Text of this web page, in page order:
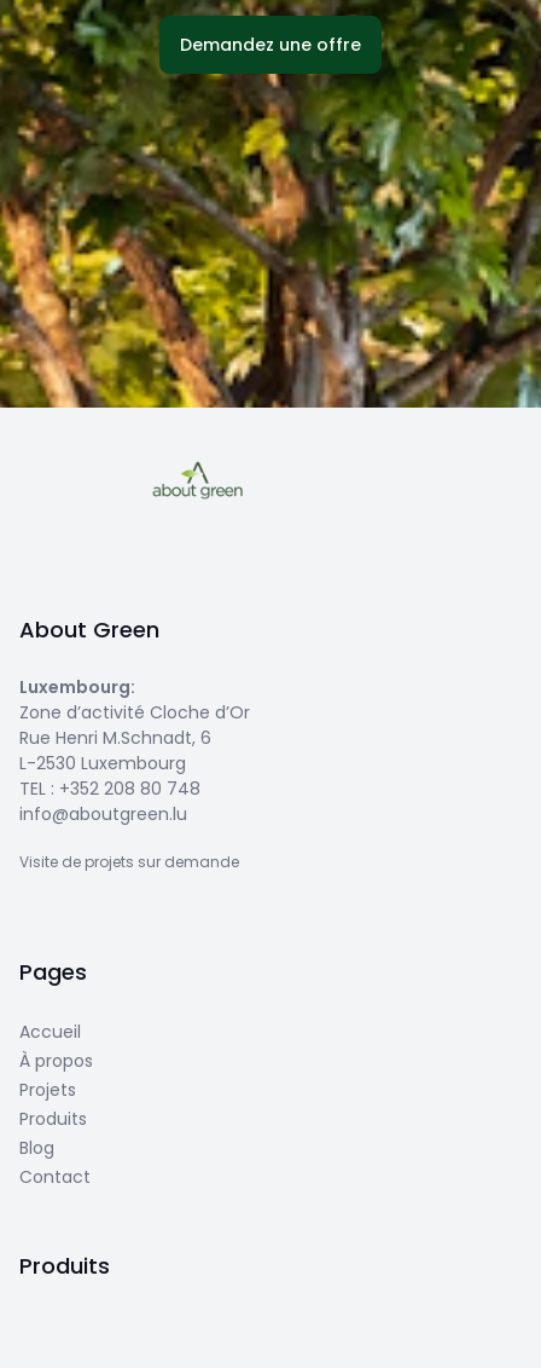
Demandez une offre
About Green
Luxembourg:
Zone d’activité Cloche d’Or
Rue Henri M.Schnadt, 6
L-2530 Luxembourg
TEL : +352 208 80 748
info@aboutgreen.lu
Visite de projets sur demande
Pages
Accueil
À propos
Projets
Produits
Blog
Contact
Produits